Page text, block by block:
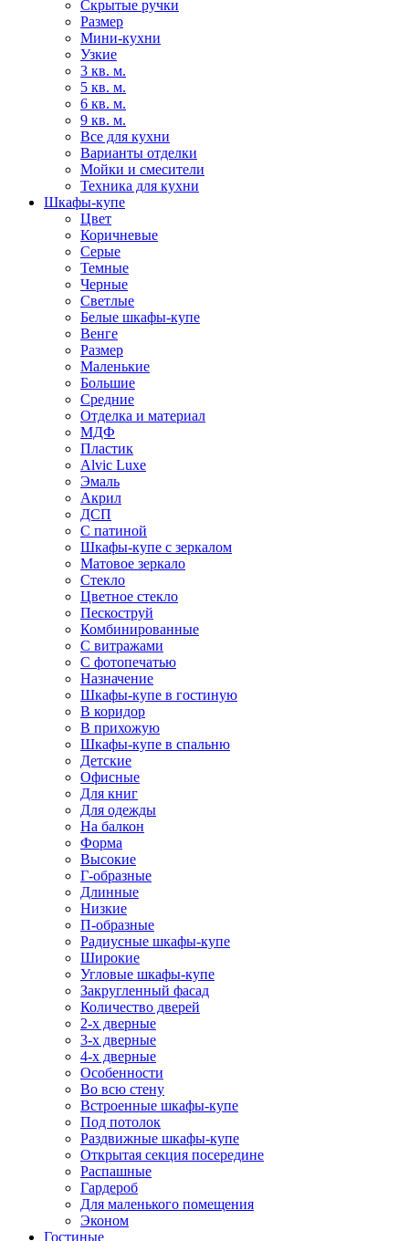
Скрытые ручки
Размер
Мини-кухни
Узкие
3 кв. м.
5 кв. м.
6 кв. м.
9 кв. м.
Все для кухни
Варианты отделки
Мойки и смесители
Техника для кухни
Шкафы-купе
Цвет
Коричневые
Серые
Темные
Черные
Светлые
Белые шкафы-купе
Венге
Размер
Маленькие
Большие
Средние
Отделка и материал
МДФ
Пластик
Alvic Luxe
Эмаль
Акрил
ДСП
С патиной
Шкафы-купе с зеркалом
Матовое зеркало
Стекло
Цветное стекло
Пескоструй
Комбинированные
С витражами
С фотопечатью
Назначение
Шкафы-купе в гостиную
В коридор
В прихожую
Шкафы-купе в спальню
Детские
Офисные
Для книг
Для одежды
На балкон
Форма
Высокие
Г-образные
Длинные
Низкие
П-образные
Радиусные шкафы-купе
Широкие
Угловые шкафы-купе
Закругленный фасад
Количество дверей
2-х дверные
3-х дверные
4-х дверные
Особенности
Во всю стену
Встроенные шкафы-купе
Под потолок
Раздвижные шкафы-купе
Открытая секция посередине
Распашные
Гардероб
Для маленького помещения
Эконом
Гостиные